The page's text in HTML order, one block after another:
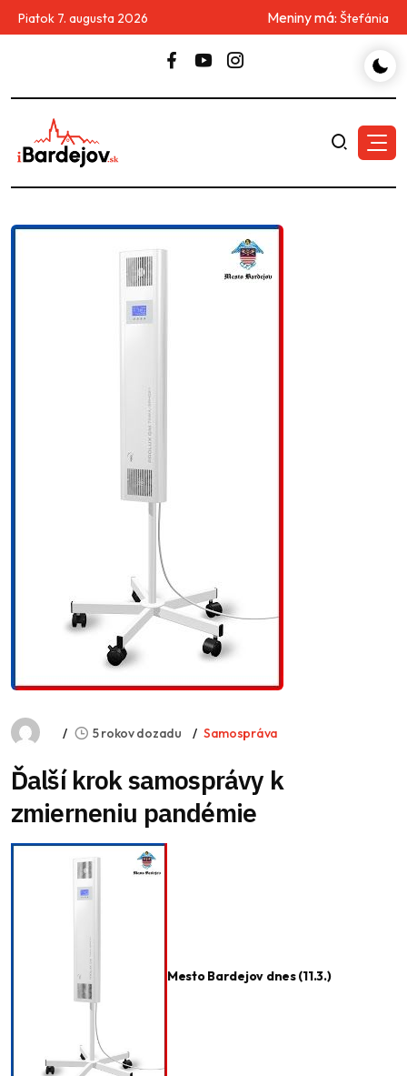
Piatok 7. augusta 2026 Meniny má: Štefánia
5 rokov dozadu Samospráva
Ďalší krok samosprávy k
zmierneniu pandémie
Mesto Bardejov dnes (11.3.)